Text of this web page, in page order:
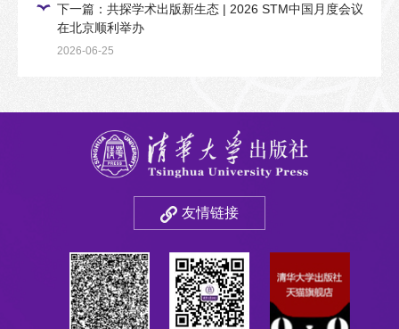
下一篇：共探学术出版新生态 | 2026 STM中国月度会议
在北京顺利举办
2026-06-25
友情链接